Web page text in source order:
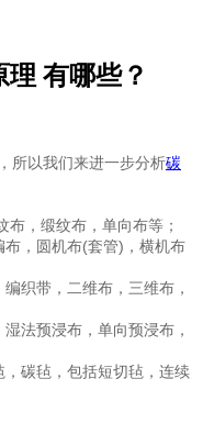
有哪些？
所以我们来进一步分析碳
，缎纹布，单向布等；
，圆机布(套管)，横机布
织带，二维布，三维布，
法预浸布，单向预浸布，
碳毡，包括短切毡，连续